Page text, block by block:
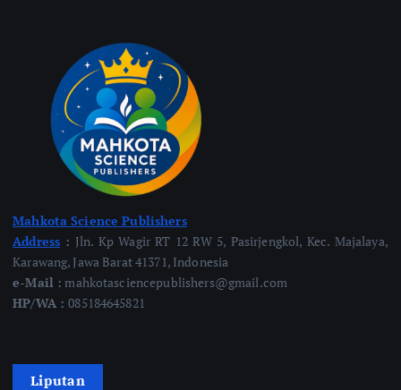
Mahkota Science Publishers
Address : Jln. Kp Wagir RT 12 RW 5, Pasirjengkol, Kec. Majalaya,
Karawang, Jawa Barat 41371, Indonesia
e-Mail : mahkotasciencepublishers@gmail.com
HP/WA :085184645821
Liputan